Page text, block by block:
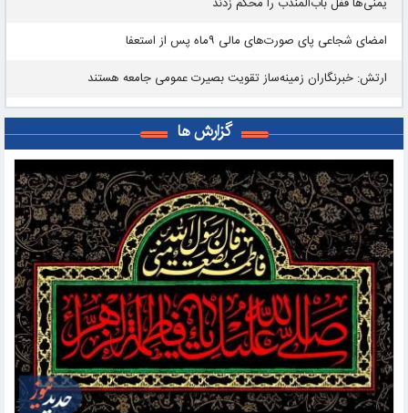
امضای شجاعی پای صورت‌های مالی ٩ماه پس از استعفا
ارتش: خبرنگاران زمینه‌ساز تقویت بصیرت عمومی جامعه هستند
گزارش ها